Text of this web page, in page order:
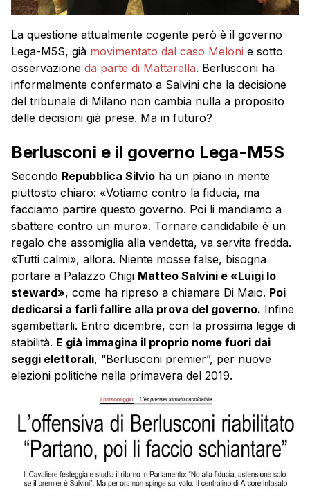
La questione attualmente cogente però è il governo
Lega-M5S, già movimentato dal caso Meloni e sotto
osservazione da parte di Mattarella. Berlusconi ha
informalmente confermato a Salvini che la decisione
del tribunale di Milano non cambia nulla a proposito
delle decisioni già prese. Ma in futuro?
Berlusconi e il governo Lega-M5S
Secondo Repubblica Silvio ha un piano in mente
piuttosto chiaro: «Votiamo contro la fiducia, ma
facciamo partire questo governo. Poi li mandiamo a
sbattere contro un muro». Tornare candidabile è un
regalo che assomiglia alla vendetta, va servita fredda.
«Tutti calmi», allora. Niente mosse false, bisogna
portare a Palazzo Chigi Matteo Salvini e «Luigi lo
steward», come ha ripreso a chiamare Di Maio. Poi
dedicarsi a farli fallire alla prova del governo. Infine
sgambettarli. Entro dicembre, con la prossima legge di
stabilità. E già immagina il proprio nome fuori dai
seggi elettorali, “Berlusconi premier”, per nuove
elezioni politiche nella primavera del 2019.